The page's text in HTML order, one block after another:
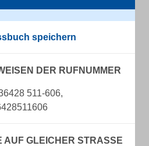
speichern
DER RUFNUMMER
511-606,
GLEICHER STRASSE